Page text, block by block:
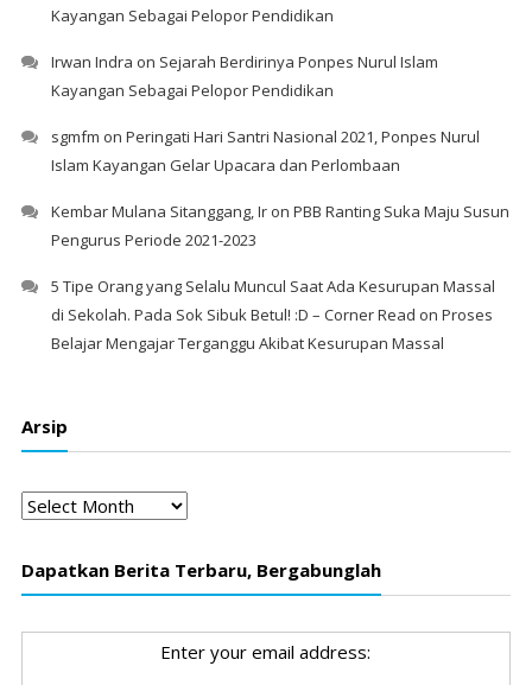
Kayangan Sebagai Pelopor Pendidikan
Irwan Indra on Sejarah Berdirinya Ponpes Nurul Islam
Kayangan Sebagai Pelopor Pendidikan
sgmfm on Peringati Hari Santri Nasional 2021, Ponpes Nurul
Islam Kayangan Gelar Upacara dan Perlombaan
Kembar Mulana Sitanggang, Iron PBB Ranting Suka Maju Susun
Pengurus Periode 2021-2023
5 Tipe Orang yang Selalu Muncul Saat Ada Kesurupan Massal
di Sekolah. Pada Sok Sibuk Betul! :D – Corner Read on Proses
Belajar Mengajar Terganggu Akibat Kesurupan Massal
Arsip
Arsip
Dapatkan Berita Terbaru, Bergabunglah
Enter your email address: